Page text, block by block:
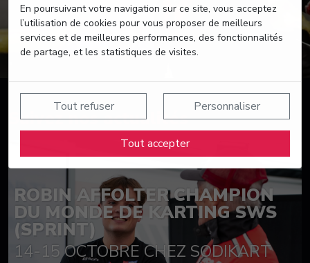
En poursuivant votre navigation sur ce site, vous acceptez
l’utilisation de cookies pour vous proposer de meilleurs
services et de meilleures performances, des fonctionnalités
de partage, et les statistiques de visites.
Tout refuser Personnaliser
Tout accepter
Suivez nos actualités
ROBIN AFFOLTER CHAMPION
DU MONDE DE KARTING SWS
(SPRINT)
14-15 OCTOBRE CHEZ SODIKART